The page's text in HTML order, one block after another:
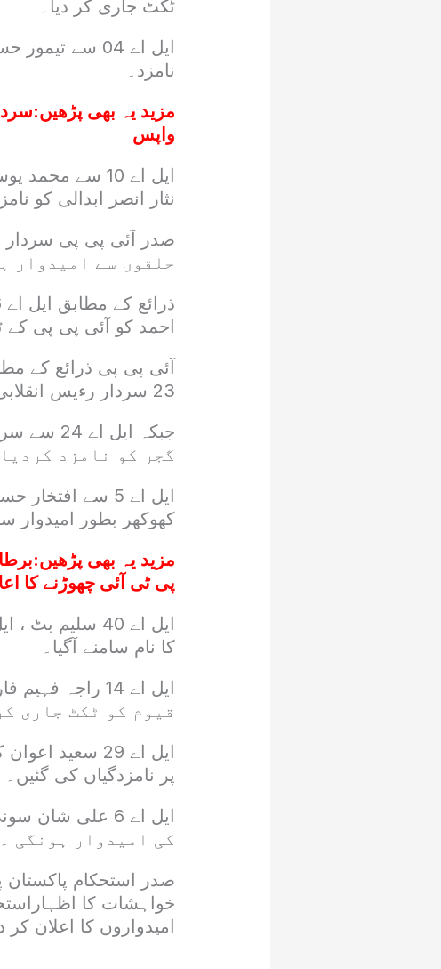
ٹکٹ جاری کر دیا۔
نامزد۔
مزید یہ بھی پڑھیں:
واپس
نثار انصر ابدالی کو
حلقوں سے امیدوار
احمد کو آئی پی پی کے
23 سردار رءیس انقلابی امیدوار نامزد
گجر کو نامزد
کھوکھر بطور امیدوار
مزید یہ بھی پڑھیں:
پی ٹی آئی چھوڑنے کا
کا نام سامنے آگیا۔
قیوم کو ٹکٹ جاری
ایل اے 29
پر نامزدگیاں کی گئیں۔
کی امیدوار ہونگی ۔
صدر استحکام پاکستان
خواہشات کا
امیدواروں کا اعلان